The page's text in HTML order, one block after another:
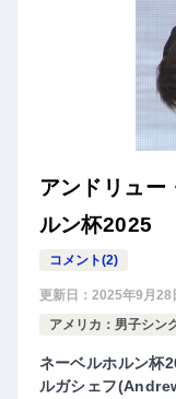
アンドリュ
ルン杯2025
コメント(2)
更新日： 2025年9月28
アメリカ：男子シン
ネーベルホルン杯
ルガシェフ